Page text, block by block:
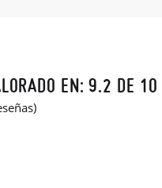
EN: 9.2 DE 10